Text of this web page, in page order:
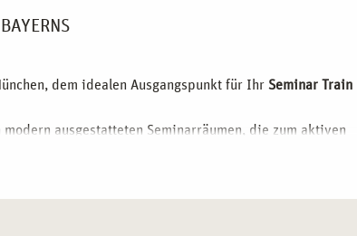
dem idealen Ausgangspunkt für Ihr Seminar Train
modern ausgestatteten Seminarräumen, die zum aktiven